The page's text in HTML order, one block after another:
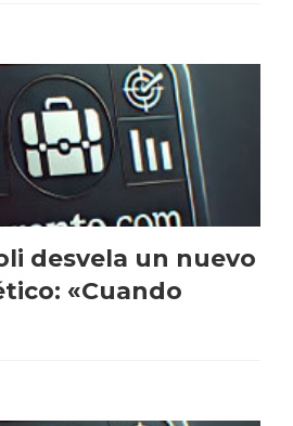
desvela un nuevo
«Cuando